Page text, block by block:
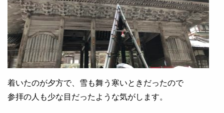
着いたのが夕方で、雪も舞う寒いときだったので
参拝の人も少な目だったような気がします。